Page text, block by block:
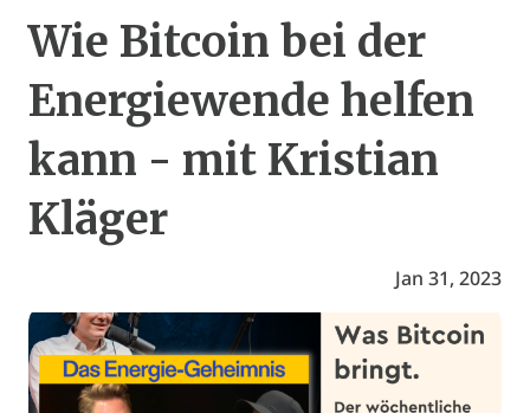
Wie Bitcoin bei der
Energiewende helfen
kann - mit Kristian
Kläger
Jan 31, 2023